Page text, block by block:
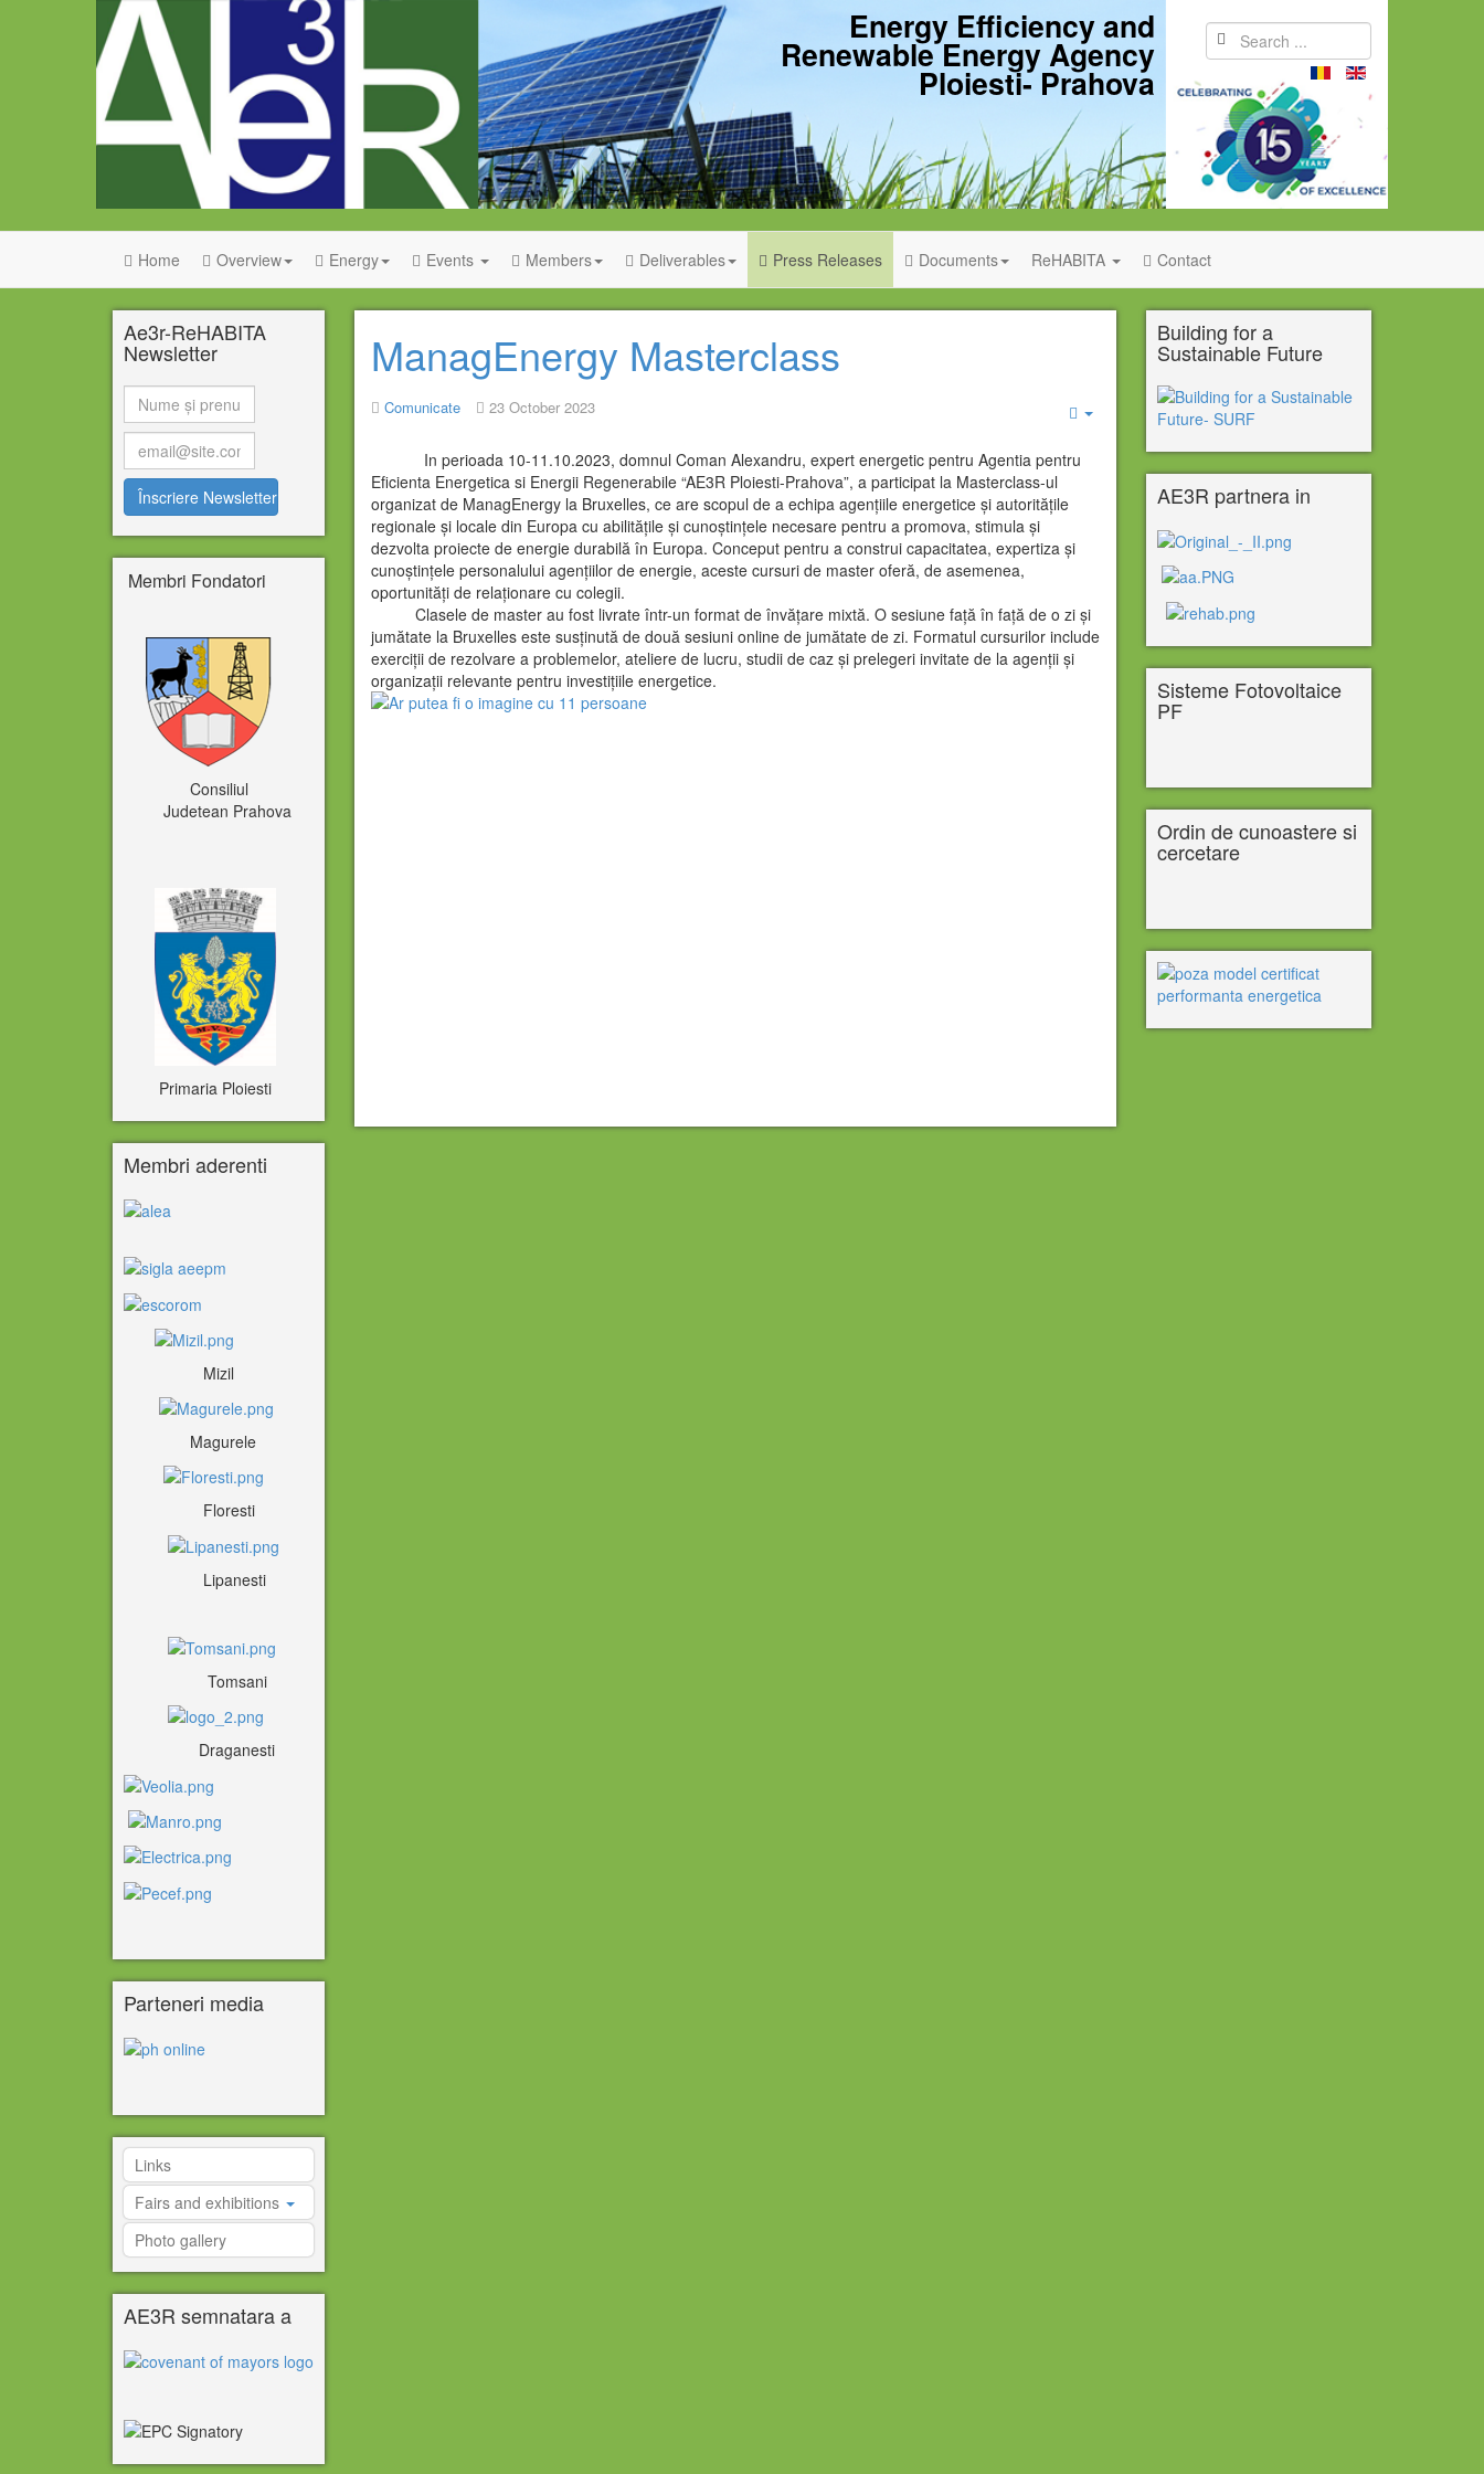
Energy Efficiency and
Renewable Energy Agency
Ploiesti- Prahova
Home Overview Energy Events Members Deliverables Press Releases Documents ReHABITA Contact
ManagEnergy Masterclass
Comunicate 23 October 2023
In perioada 10-11.10.2023, domnul Coman Alexandru, expert energetic pentru Agentia pentru
Eficienta Energetica si Energii Regenerabile “AE3R Ploiesti-Prahova”, a participat la Masterclass-ul
organizat de ManagEnergy la Bruxelles, ce are scopul de a echipa agențiile energetice și autoritățile
regionale și locale din Europa cu abilitățile și cunoștințele necesare pentru a promova, stimula și
dezvolta proiecte de energie durabilă în Europa. Conceput pentru a construi capacitatea, expertiza și
cunoștințele personalului agențiilor de energie, aceste cursuri de master oferă, de asemenea,
oportunități de relaționare cu colegii.
Clasele de master au fost livrate într-un format de învățare mixtă. O sesiune față în față de o zi și
jumătate la Bruxelles este susținută de două sesiuni online de jumătate de zi. Formatul cursurilor include
exerciții de rezolvare a problemelor, ateliere de lucru, studii de caz și prelegeri invitate de la agenții și
organizații relevante pentru investițiile energetice.
Ae3r-ReHABITA
Newsletter
Membri Fondatori
Consiliul
Judetean Prahova
Primaria Ploiesti
Membri aderenti
Mizil
Magurele
Floresti
Lipanesti
Tomsani
Draganesti
Parteneri media
Links
Fairs and exhibitions
Photo gallery
AE3R semnatara a
Building for a
Sustainable Future
AE3R partnera in
Sisteme Fotovoltaice
PF
Ordin de cunoastere si
cercetare